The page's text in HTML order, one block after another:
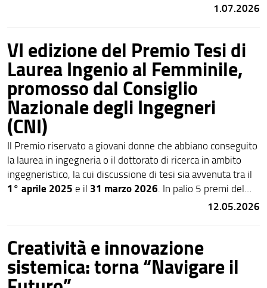
1.07.2026
VI edizione del Premio Tesi di
Laurea Ingenio al Femminile,
promosso dal Consiglio
Nazionale degli Ingegneri
(CNI)
Il Premio riservato a giovani donne che abbiano conseguito
la laurea in ingegneria o il dottorato di ricerca in ambito
ingegneristico, la cui discussione di tesi sia avvenuta tra il
1° aprile 2025 e il 31 marzo 2026. In palio 5 premi del
12.05.2026
Creatività e innovazione
sistemica: torna “Navigare il